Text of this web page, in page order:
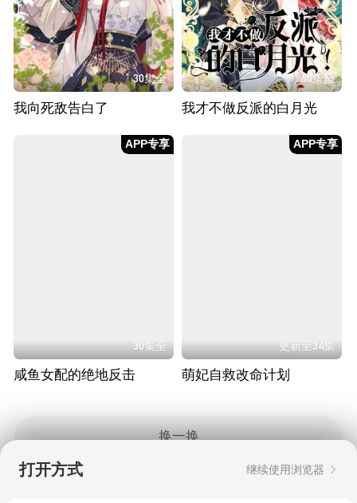
30集全
我向死敌告白了
60集全
我才不做反派的白月光
APP专享
30集全
咸鱼女配的绝地反击
APP专享
更新至34集
萌妃自救改命计划
换一换
打开方式 继续使用浏览器